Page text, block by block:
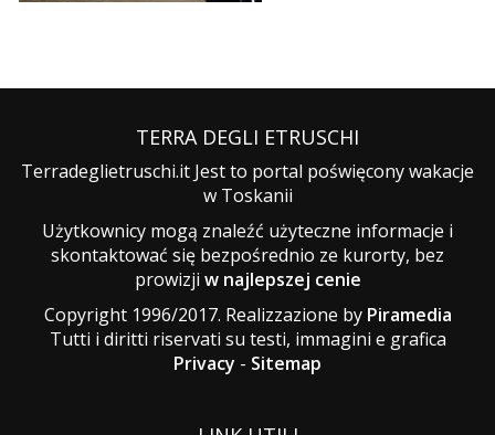
TERRA DEGLI ETRUSCHI
Terradeglietruschi.it Jest to portal poświęcony wakacje
w Toskanii
Użytkownicy mogą znaleźć użyteczne informacje i
skontaktować się bezpośrednio ze kurorty, bez
prowizji w najlepszej cenie
Copyright 1996/2017. Realizzazione by Piramedia
Tutti i diritti riservati su testi, immagini e grafica
Privacy - Sitemap